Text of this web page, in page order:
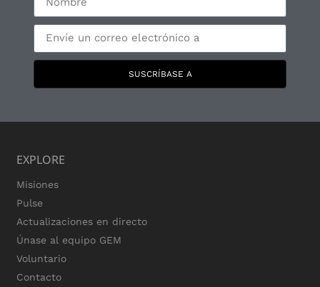
SUSCRÍBASE A
EXPLORE
Misiones
Pulse
Actualizaciones en directo
Únase al equipo GEM
Voluntario
Contacto